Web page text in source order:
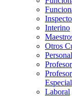
Interino
Otros
Especial
Laboral